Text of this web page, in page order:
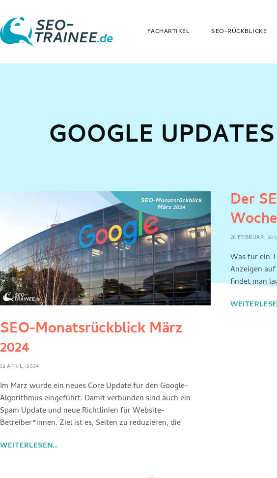
FACHARTIKEL SEO-RÜCKBLICKE
GOOGLE UPDATES
SEO-Monatsrückblick März
2024
12 APRIL, 2024
Im März wurde ein neues Core Update für den Google-
Algorithmus eingeführt. Damit verbunden sind auch ein
Spam Update und neue Richtlinien für Website-
Betreiber*innen. Ziel ist es, Seiten zu reduzieren, die
WEITERLESEN...
Der
26 FEBRUAR,
Was für ein
Anzeigen
findet man